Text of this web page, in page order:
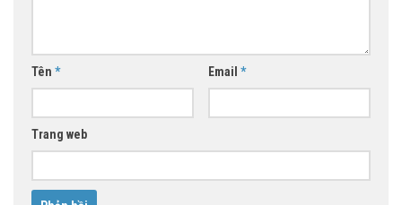
Tên * Email *
Trang web